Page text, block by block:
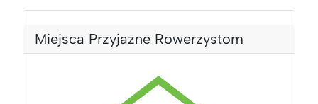
ą
c
Miejsca Przyjazne Rowerzystom